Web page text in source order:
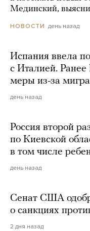
Мединский,
НОВОСТИ день назад
Испания ввела
с Италией.
меры из-за
день назад
Россия второй
по Киевской
в том числе
день назад
Сенат США
о санкциях
2 дня назад